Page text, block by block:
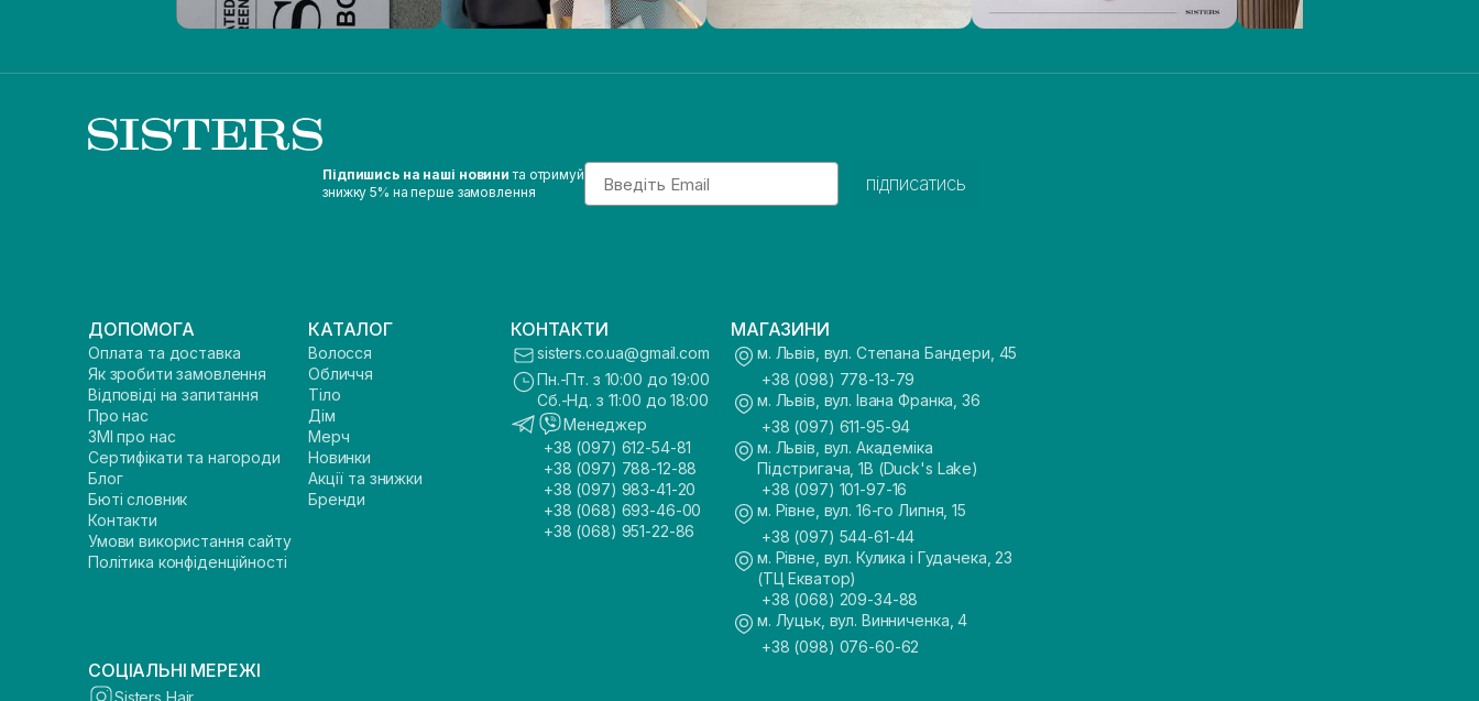
Підпишись на наші новини та отримуй
знижку 5% на перше замовлення
Email
підписатись
ДОПОМОГА
Оплата та доставка
Як зробити замовлення
Відповіді на запитання
Про нас
ЗМІ про нас
Сертифікати та нагороди
Блог
Бюті словник
Контакти
Умови використання сайту
Політика конфіденційності
КАТАЛОГ
Волосся
Обличчя
Тіло
Дім
Мерч
Новинки
Акції та знижки
Бренди
КОНТАКТИ
sisters.co.ua@gmail.com
Пн.-Пт. з 10:00 до 19:00
Сб.-Нд. з 11:00 до 18:00
Менеджер
+38 (097) 612-54-81
+38 (097) 788-12-88
+38 (097) 983-41-20
+38 (068) 693-46-00
+38 (068) 951-22-86
МАГАЗИНИ
м. Львів, вул. Степана Бандери, 45
+38 (098) 778-13-79
м. Львів, вул. Івана Франка, 36
+38 (097) 611-95-94
м. Львів, вул. Академіка
Підстригача, 1В (Duck's Lake)
+38 (097) 101-97-16
м. Рівне, вул. 16-го Липня, 15
+38 (097) 544-61-44
м. Рівне, вул. Кулика і Гудачека, 23
(ТЦ Екватор)
+38 (068) 209-34-88
м. Луцьк, вул. Винниченка, 4
+38 (098) 076-60-62
СОЦІАЛЬНІ МЕРЕЖІ
Sisters Hair